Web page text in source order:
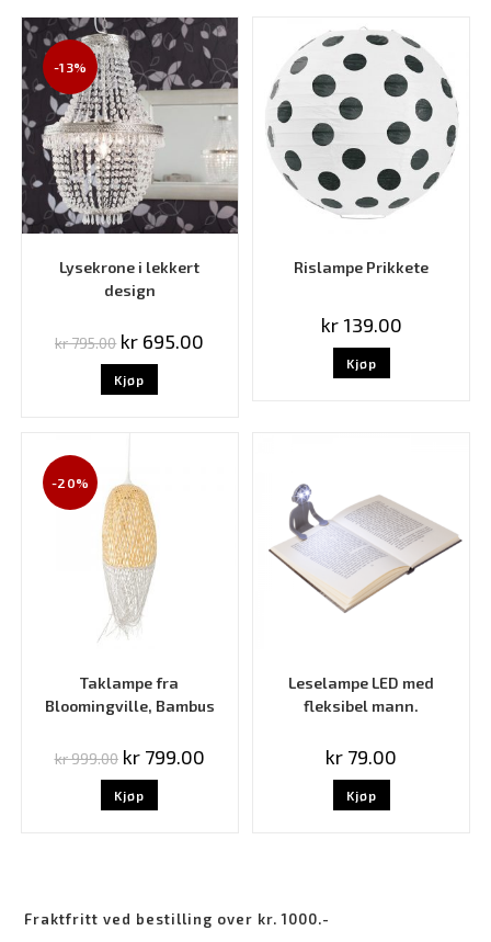
-13%
Lysekrone i lekkert
design
kr795.00 kr 695.00
Kjøp
Rislampe Prikkete
kr139.00
Kjøp
-20%
Taklampe fra
Bloomingville, Bambus
kr999.00 kr799.00
Kjøp
Leselampe LED med
fleksibel mann.
kr 79.00
Kjøp
Fraktfritt ved bestilling over kr. 1000.-